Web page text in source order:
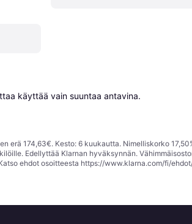
käyttää vain suuntaa antavina.
erä 174,63€. Kesto: 6 kuukautta. Nimelliskorko
Edellyttää Klarnan hyväksynnän.
ehdot osoitteesta https://www.klarna.com/fi/